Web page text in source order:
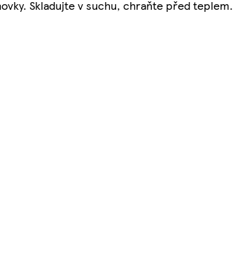
Skladujte v suchu, chraňte před teplem.